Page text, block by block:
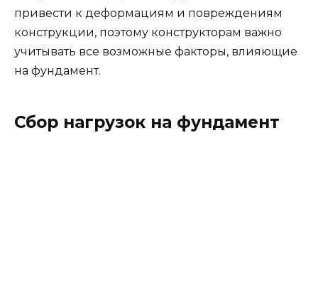
привести к деформациям и повреждениям
конструкции, поэтому конструкторам важно
учитывать все возможные факторы, влияющие
на фундамент.
Сбор нагрузок на фундамент